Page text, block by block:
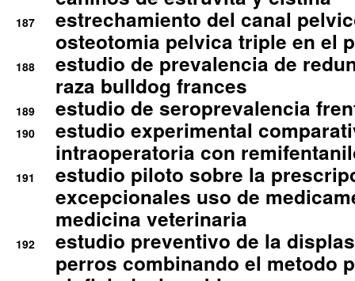
187
estrechamiento del canal
osteotomia pelvica triple en el
188
estudio de prevalencia de
raza bulldog frances
189 estudio de seroprevalencia
190
estudio experimental
intraoperatoria con
191
estudio piloto sobre la
excepcionales uso de
medicina veterinaria
192
estudio preventivo de la
perros combinando el metodo